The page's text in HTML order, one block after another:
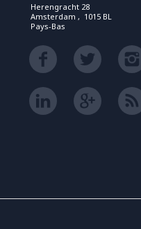
Herengracht 28
Amsterdam , 1015 BL
Pays-Bas